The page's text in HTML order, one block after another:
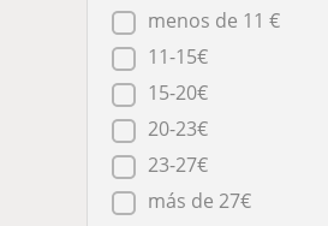
menos de 11 €
11-15€
15-20€
20-23€
23-27€
más de 27€